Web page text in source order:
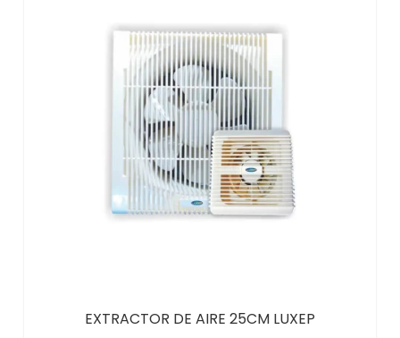
EXTRACTOR DE AIRE 25CM LUXEP